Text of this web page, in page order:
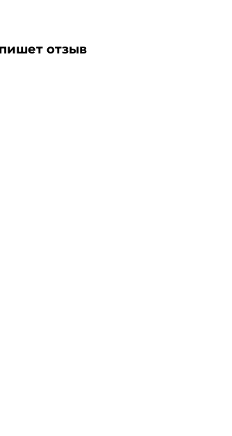
отзывСоздать аккаунт